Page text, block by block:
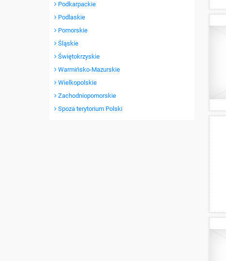
Podkarpackie
Podlaskie
Pomorskie
Śląskie
Świętokrzyskie
Warmińsko-Mazurskie
Wielkopolskie
Zachodniopomorskie
Spoza terytorium Polski